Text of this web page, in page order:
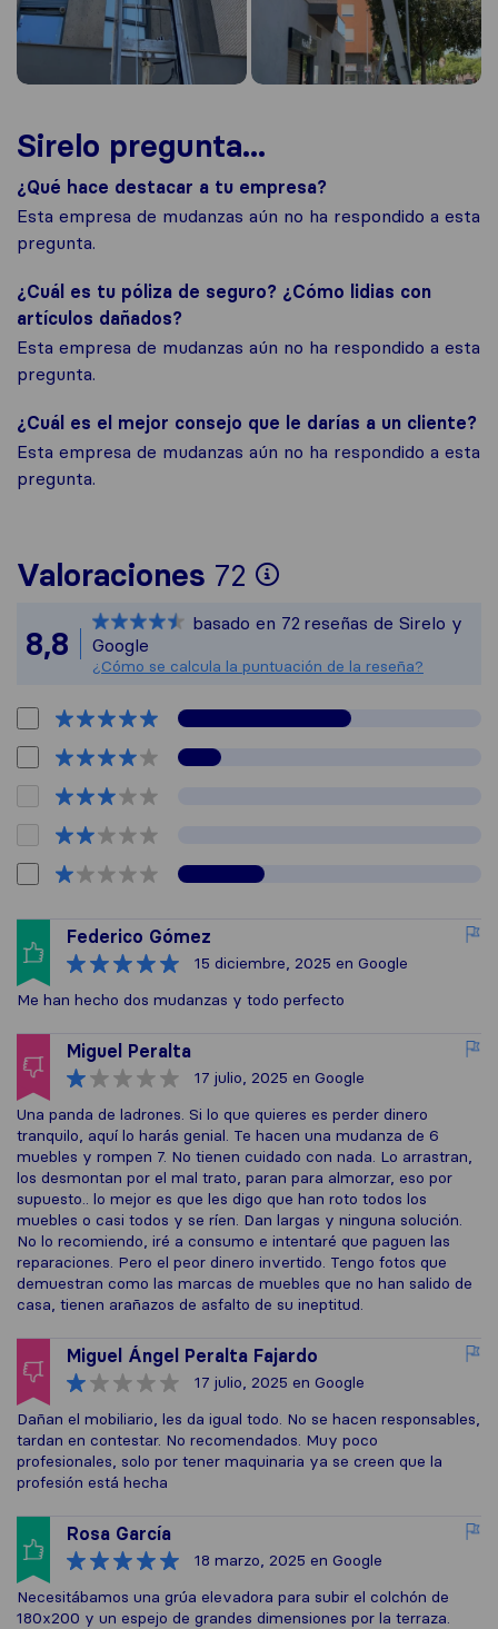
Sirelo pregunta...
¿Qué hace destacar a tu empresa?
Esta empresa de mudanzas aún no ha respondido a esta
pregunta.
¿Cuál es tu póliza de seguro? ¿Cómo lidias con
artículos dañados?
Esta empresa de mudanzas aún no ha respondido a esta
pregunta.
¿Cuál es el mejor consejo que le darías a un cliente?
Esta empresa de mudanzas aún no ha respondido a esta
pregunta.
Valoraciones 72
Para ofrecerte
Todas las
8,8
basado en 72 reseñas de Sirelo y
Google
¿Cómo se calcula la puntuación de la reseña?
Federico Gómez
15 diciembre, 2025 en Google
Me han hecho dos mudanzas y todo perfecto
Miguel Peralta
17 julio, 2025 en Google
Una panda de ladrones. Si lo que quieres es perder dinero
tranquilo, aquí lo harás genial. Te hacen una mudanza de 6
muebles y rompen 7. No tienen cuidado con nada. Lo arrastran,
los desmontan por el mal trato, paran para almorzar, eso por
supuesto.. lo mejor es que les digo que han roto todos los
muebles o casi todos y se ríen. Dan largas y ninguna solución.
No lo recomiendo, iré a consumo e intentaré que paguen las
reparaciones. Pero el peor dinero invertido. Tengo fotos que
demuestran como las marcas de muebles que no han salido de
casa, tienen arañazos de asfalto de su ineptitud.
Miguel Ángel Peralta Fajardo
17 julio, 2025 en Google
Dañan el mobiliario, les da igual todo. No se hacen responsables,
tardan en contestar. No recomendados. Muy poco
profesionales, solo por tener maquinaria ya se creen que la
profesión está hecha
Rosa García
18 marzo, 2025 en Google
Necesitábamos una grúa elevadora para subir el colchón de
180x200 y un espejo de grandes dimensiones por la terraza.